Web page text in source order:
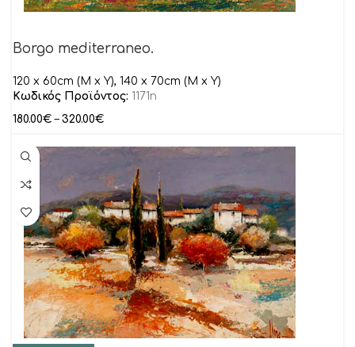
Borgo mediterraneo.
120 x 60cm (M x Y), 140 x 70cm (M x Y)
Κωδικός Προϊόντος: 1171n
180.00€ – 320.00€